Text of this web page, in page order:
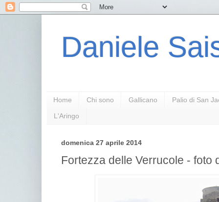
Daniele
Home Chi sono Gallicano Palio di San
L'Aringo
domenica 27 aprile 2014
Fortezza delle Verrucole - foto